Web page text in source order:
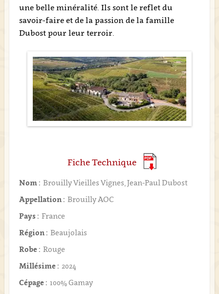
une belle minéralité. Ils sont le reflet du
savoir-faire et de la passion de la famille
Dubost pour leur terroir.
Fiche Technique
Nom : Brouilly Vieilles Vignes, Jean-Paul Dubost
Appellation : Brouilly AOC
Pays : France
Région : Beaujolais
Robe : Rouge
Millésime : 2024
Cépage : 100% Gamay